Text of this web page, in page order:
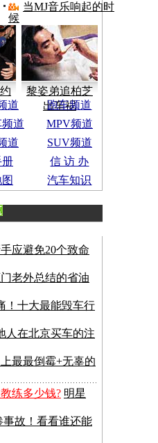
当MJ音乐响起的时
候
黎姿弟追柏芝
出车祸
道
跑车频道
道
MPV频道
道
SUV频道
册
信 访 办
汽车知识
应避免20个致命
老外总结的省油
！十大最能毁车行
人在北京买车的注
最最倒霉+无辜的
练多少钱? 明星
故！看看谁还能